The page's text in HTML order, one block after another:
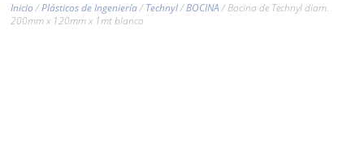
Inicio/Plásticos de Ingeniería/Technyl/BOCINA/ Bocina de Technyl diam.
200mm x 120mm x 1mt blanco